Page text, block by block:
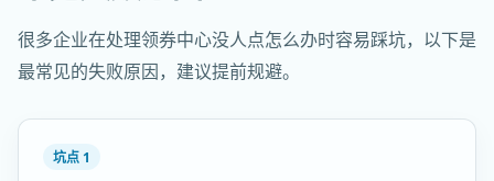
很多企业在处理领券中心没人点怎么办时容易踩坑，以下是
最常见的失败原因，建议提前规避。
坑点 1